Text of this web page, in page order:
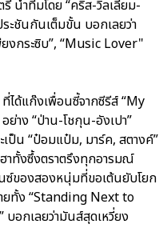
นำทีมโดย “คริส-วิลเลี่ยม-
ะชันกันเต็มขั้น บอกเลยว่า
งกระซิบ”, “Music Lover"
ด้แก๊งเพื่อนซี้จากซีรีส์ “My
าง “ป่าน-โชกุน-อังเปา”
ป็น “ป๋อมแป๋ม, มาร์ค, สตางค์”
าทั้งซึ้งตราตรึงทุกอารมณ์
ซ์ของสองหนุ่มที่ขอเต้นยับโยก
ทั้ง “Standing Next to
บอกเลยว่ามันส์สุดเหวี่ยง